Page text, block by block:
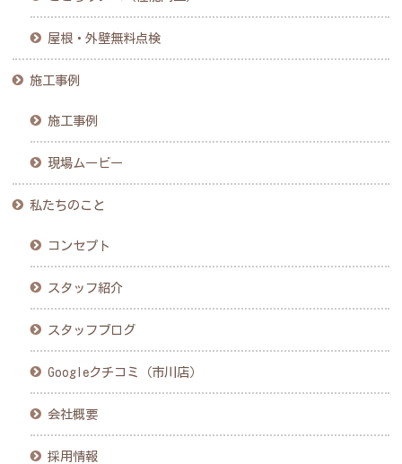
屋根・外壁無料点検
施工事例
施工事例
現場ムービー
私たちのこと
コンセプト
スタッフ紹介
スタッフブログ
Googleクチコミ（市川店）
会社概要
採用情報